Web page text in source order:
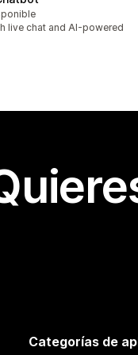
live chat and AI-powered
Categorías de